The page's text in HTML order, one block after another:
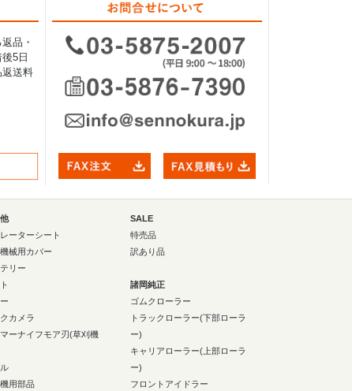
品・
5日
返送料
ーターシート
械用カバー
リー
カメラ
ーナイフモア刃(草刈機
用部品
SALE
特売品
訳あり品
諸岡純正
ゴムクローラー
トラックローラー(下部ローラ
ー)
キャリアローラー(上部ローラ
ー)
フロントアイドラー